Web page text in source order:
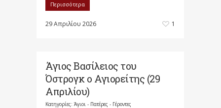
Περισσότερα
29 Απριλίου 2026 1
Άγιος Βασίλειος του
Όστρογκ ο Αγιορείτης (29
Απριλίου)
Κατηγορίες: Άγιοι - Πατέρες - Γέροντες